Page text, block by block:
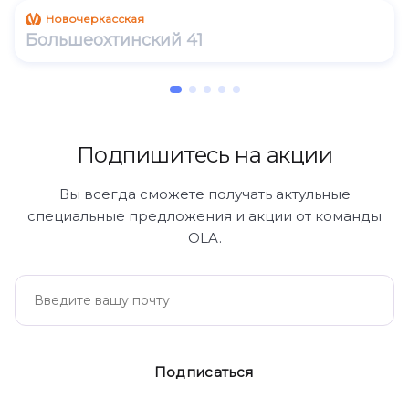
Новочеркасская
Большеохтинский 41
Подпишитесь на акции
Вы всегда сможете получать актульные
специальные предложения и акции от команды
OLA.
Подписаться